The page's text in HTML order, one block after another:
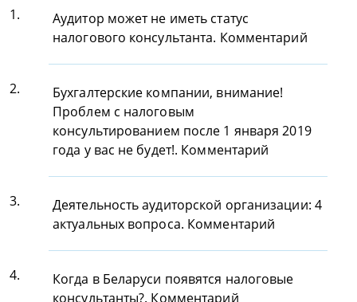
1.
Аудитор может не иметь статус
налогового консультанта. Комментарий
2.
Бухгалтерские компании, внимание!
Проблем с налоговым
консультированием после 1 января 2019
года у вас не будет!. Комментарий
3.
Деятельность аудиторской организации: 4
актуальных вопроса. Комментарий
4.
Когда в Беларуси появятся налоговые
консультанты?. Комментарий